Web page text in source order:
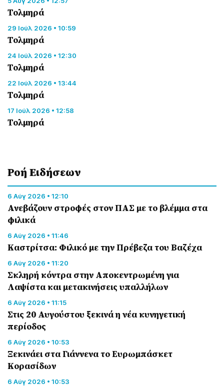
Τολμηρά
29 Ιούλ 2026 • 10:59
Τολμηρά
24 Ιούλ 2026 • 12:30
Τολμηρά
22 Ιούλ 2026 • 13:44
Τολμηρά
17 Ιούλ 2026 • 12:58
Τολμηρά
Ροή Eιδήσεων
6 Αύγ 2026 • 12:10
Ανεβάζουν στροφές στον ΠΑΣ με το βλέμμα στα
φιλικά
6 Αύγ 2026 • 11:46
Καστρίτσα: Φιλικό με την Πρέβεζα του Βαζέχα
6 Αύγ 2026 • 11:20
Σκληρή κόντρα στην Αποκεντρωμένη για
Λαψίστα και μετακινήσεις υπαλλήλων
6 Αύγ 2026 • 11:15
Στις 20 Αυγούστου ξεκινά η νέα κυνηγετική
περίοδος
6 Αύγ 2026 • 10:53
Ξεκινάει στα Γιάννενα το Ευρωμπάσκετ
Κορασίδων
6 Αύγ 2026 • 10:53